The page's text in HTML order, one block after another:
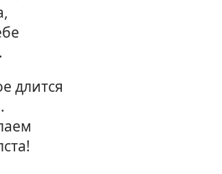
длится